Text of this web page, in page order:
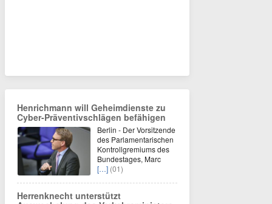
Henrichmann will Geheimdienste zu
Cyber-Präventivschlägen befähigen
Berlin - Der Vorsitzende
des Parlamentarischen
Kontrollgremiums des
Bundestages, Marc
[…] (01)
Herrenknecht unterstützt